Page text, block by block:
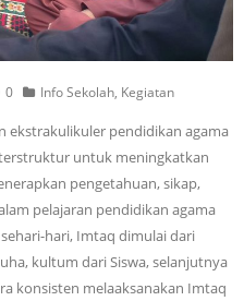
0 Info Sekolah, Kegiatan
ekstrakulikuler pendidikan agama
untuk meningkatkan
pengetahuan, sikap,
pelajaran pendidikan agama
hari, Imtaq dimulai dari
kultum dari Siswa, selanjutnya
konsisten melaaksanakan Imtaq